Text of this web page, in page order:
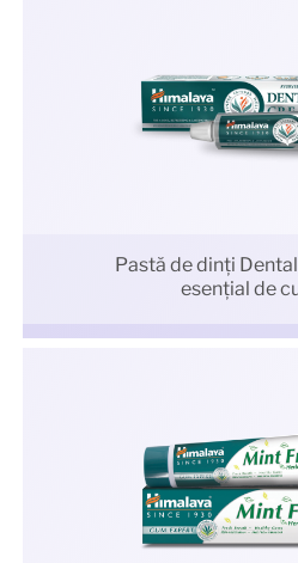
Pastă de dinți
esențial de